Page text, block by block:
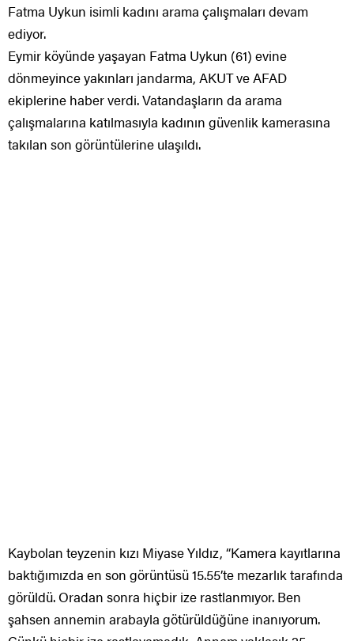
Fatma Uykun isimli kadını arama çalışmaları devam
ediyor.
Eymir köyünde yaşayan Fatma Uykun (61) evine
dönmeyince yakınları jandarma, AKUT ve AFAD
ekiplerine haber verdi. Vatandaşların da arama
çalışmalarına katılmasıyla kadının güvenlik kamerasına
takılan son görüntülerine ulaşıldı.
Kaybolan teyzenin kızı Miyase Yıldız, “Kamera kayıtlarına
baktığımızda en son görüntüsü 15.55’te mezarlık tarafında
görüldü. Oradan sonra hiçbir ize rastlanmıyor. Ben
şahsen annemin arabayla götürüldüğüne inanıyorum.